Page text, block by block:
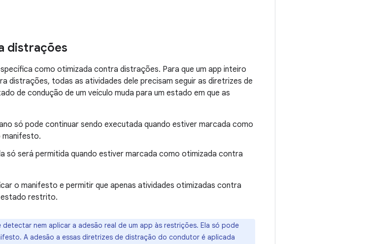
distrações
como otimizada contra distrações. Para que um app inteiro
distrações, todas as atividades dele precisam seguir as diretrizes de
de condução de um veículo muda para um estado em que as
só pode continuar sendo executada quando estiver marcada como
só será permitida quando estiver marcada como otimizada contra
o manifesto e permitir que apenas atividades otimizadas contra
estado restrito.
nem aplicar a adesão real de um app às restrições. Ela só pode
A adesão a essas diretrizes de distração do condutor é aplicada